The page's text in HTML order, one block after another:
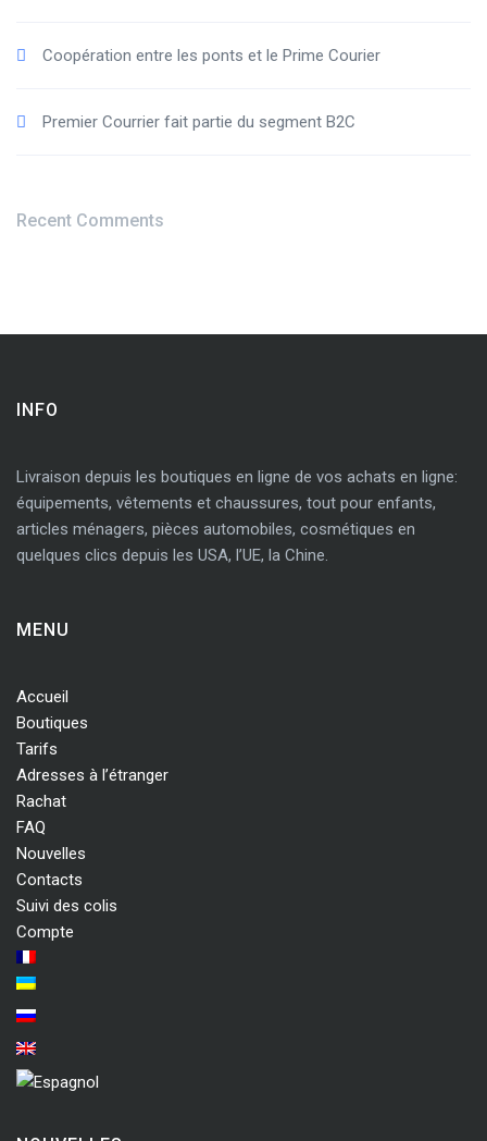
Coopération entre les ponts et le Prime Courier
Premier Courrier fait partie du segment B2C
Recent Comments
INFO
Livraison depuis les boutiques en ligne de vos achats en ligne:
équipements, vêtements et chaussures, tout pour enfants,
articles ménagers, pièces automobiles, cosmétiques en
quelques clics depuis les USA, l’UE, la Chine.
MENU
Accueil
Boutiques
Tarifs
Adresses à l’étranger
Rachat
FAQ
Nouvelles
Contacts
Suivi des colis
Compte